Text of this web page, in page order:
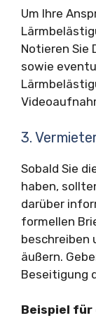
Um Ihre
Notieren Sie
sowie
3.
Sobald Sie
haben,
darüber
formellen
beschreiben
äußern.
Beseitigung
Beispiel für